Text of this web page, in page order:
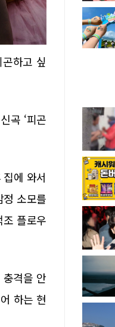
하고 싶
곡 ‘피곤
에 와서
소모를
플로우
격을 안
하는 현